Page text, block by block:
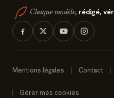
Chaque modèle, rédigé,
Mentions légales Contact
Gérer mes cookies